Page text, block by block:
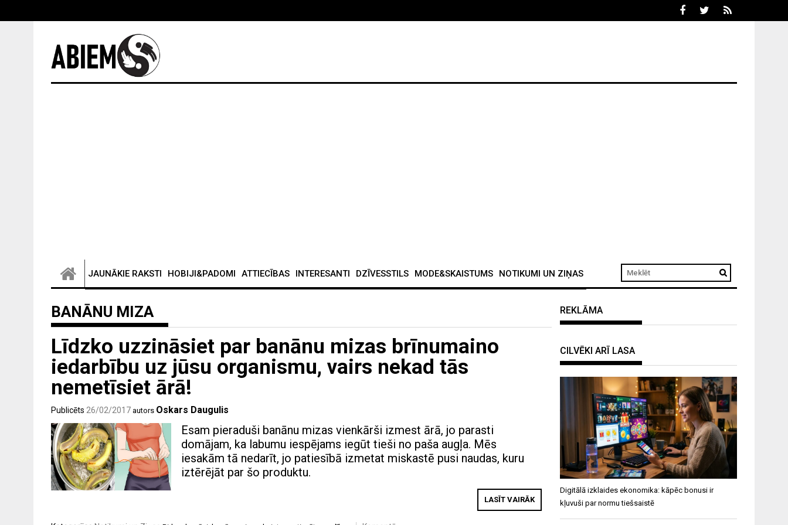
JAUNĀKIE RAKSTI HOBIJI&PADOMI ATTIECĪBAS INTERESANTI DZĪVESSTILS MODE&SKAISTUMS NOTIKUMI UN ZIŅAS
BANĀNU MIZA
Līdzko uzzināsiet par banānu mizas brīnumaino
iedarbību uz jūsu organismu, vairs nekad tās
nemetīsiet ārā!
Publicēts 26/02/2017 autors Oskars Daugulis
Esam pieraduši banānu mizas vienkārši izmest ārā, jo parasti
domājam, ka labumu iespējams iegūt tieši no paša augļa. Mēs
iesakām tā nedarīt, jo patiesībā izmetat miskastē pusi naudas, kuru
iztērējāt par šo produktu.
LASĪT VAIRĀK
REKLĀMA
CILVĒKI ARĪ LASA
Digitālā izklaides ekonomika: kāpēc bonusi ir
kļuvuši par normu tiešsaistē